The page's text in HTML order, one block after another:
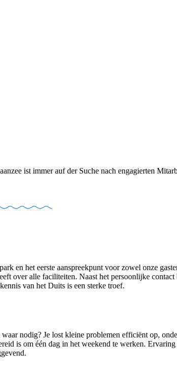
ist immer auf der Suche nach engagierten
en het eerste aanspreekpunt voor zowel onze
over alle faciliteiten. Naast het persoonlijke
van het Duits is een sterke troef.
nodig? Je lost kleine problemen efficiënt op,
is om één dag in het weekend te werken.